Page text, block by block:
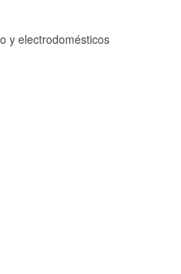
y electrodomésticos